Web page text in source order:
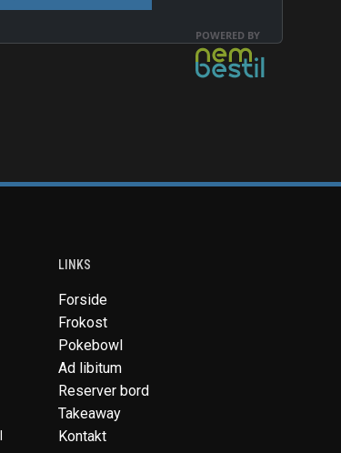
LINKS
Forside
Frokost
Pokebowl
Ad libitum
Reserver bord
Takeaway
Kontakt